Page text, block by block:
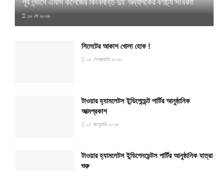
পূর্ব লন্ডনে এমসি কলেজের কিংবদন্তি দুই অধ্যাপকের বর্ণাঢ্য সংবর্ধনা
১৮ মে ২০২৬
সিলেটের আকাশ খোলা হোক !
২৫ ফেব্রুয়ারি ২০২৬
টাওয়ার হ্যামলেটস ইন্ডিপেন্ডেন্ট পার্টির আনুষ্ঠানিক
আত্মপ্রকাশ
১৫ জানুয়ারি ২০২৬
টাওয়ার হ্যামলেটস ইন্ডিপেনডেন্টস পার্টির আনুষ্ঠানিক যাত্রা
শুরু